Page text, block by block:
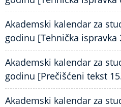
Akademski kalendar za
godinu [Tehnička ispravka
Akademski kalendar za
godinu [Prečišćeni tekst
Akademski kalendar za